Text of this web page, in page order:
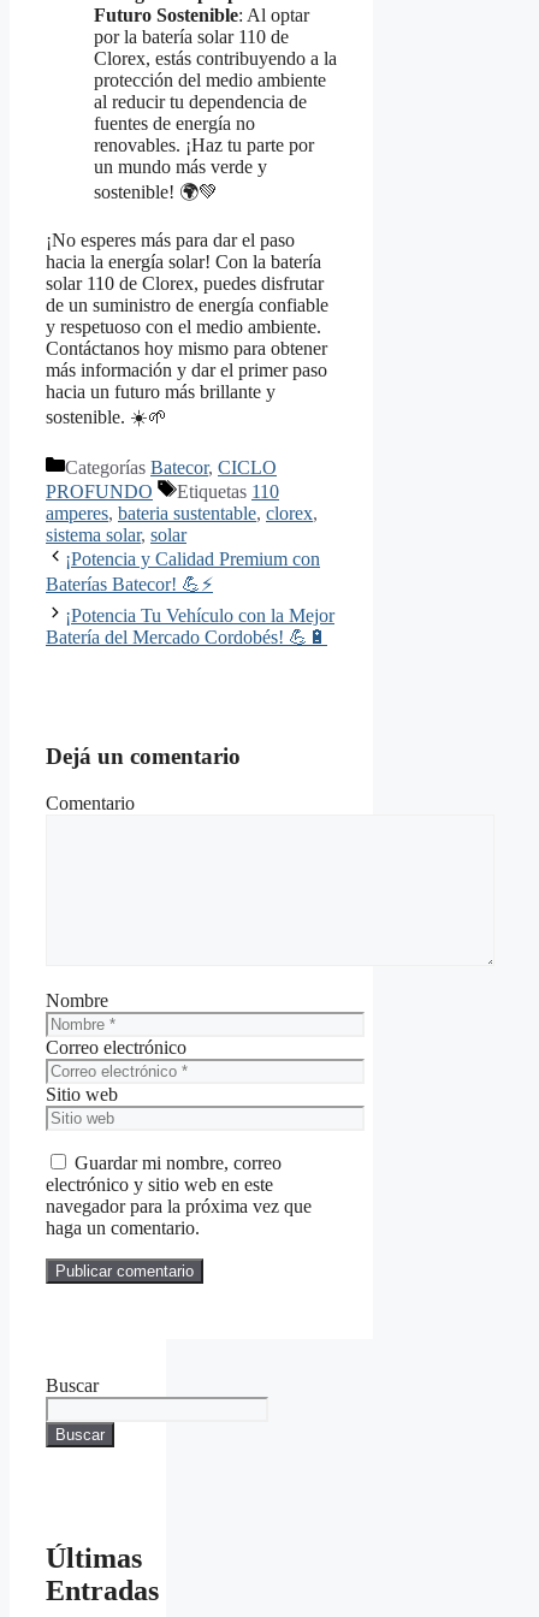
Futuro Sostenible: Al optar
por la batería solar 110 de
Clorex, estás contribuyendo a la
protección del medio ambiente
al reducir tu dependencia de
fuentes de energía no
renovables. ¡Haz tu parte por
un mundo más verde y
sostenible! 🌍💚
¡No esperes más para dar el paso
hacia la energía solar! Con la batería
solar 110 de Clorex, puedes disfrutar
de un suministro de energía confiable
y respetuoso con el medio ambiente.
Contáctanos hoy mismo para obtener
más información y dar el primer paso
hacia un futuro más brillante y
sostenible. ☀️🌱
Categorías Batecor, CICLO
PROFUNDO
Etiquetas 110
amperes, bateria sustentable, clorex,
sistema solar, solar
¡Potencia y Calidad Premium con
Baterías Batecor! 💪⚡
¡Potencia Tu Vehículo con la Mejor
Batería del Mercado Cordobés! 💪🔋
Dejá un comentario
Comentario
Nombre
Correo electrónico
Sitio web
Guardar mi nombre, correo
electrónico y sitio web en este
navegador para la próxima vez que
haga un comentario.
Buscar
Buscar
Últimas
Entradas